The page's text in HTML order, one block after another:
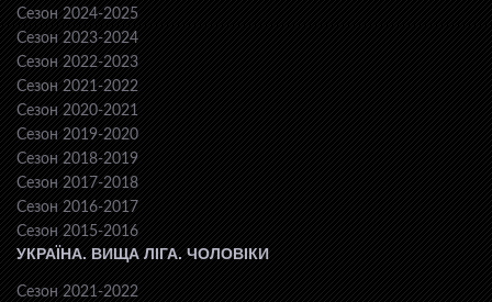
Сезон 2024-2025
Сезон 2023-2024
Сезон 2022-2023
Сезон 2021-2022
Сезон 2020-2021
Сезон 2019-2020
Сезон 2018-2019
Сезон 2017-2018
Сезон 2016-2017
Сезон 2015-2016
УКРАЇНА. ВИЩА ЛІГА. ЧОЛОВІКИ
Сезон 2021-2022